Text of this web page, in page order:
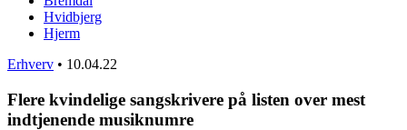
Hvidbjerg
Hjerm
Erhverv • 10.04.22
Flere kvindelige sangskrivere på listen over mest
indtjenende musiknumre